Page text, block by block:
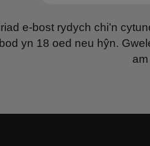
e-bost rydych chi’n
yn 18 oed neu hŷn.